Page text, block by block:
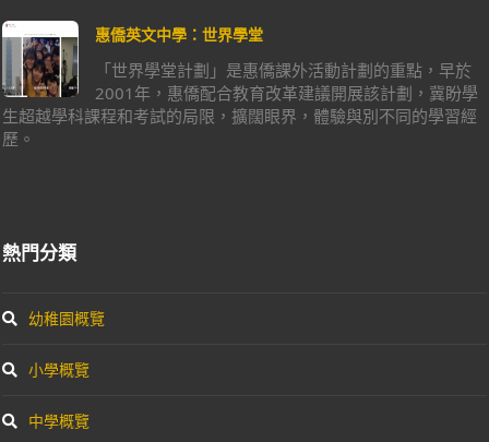
惠僑英文中學：世界學堂
「世界學堂計劃」是惠僑課外活動計劃的重點，早於
2001年，惠僑配合教育改革建議開展該計劃，冀盼學
生超越學科課程和考試的局限，擴闊眼界，體驗與別不同的學習經
歷。
熱門分類
幼稚園概覽
小學概覽
中學概覽